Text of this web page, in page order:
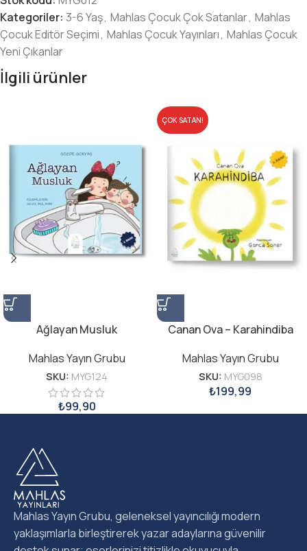
Kategoriler: 3-6 Yaş, Mahlas Çocuk Çok Satanlar, Mahlas
Çocuk Editör Seçimi, Mahlas Çocuk Yayınları, Mahlas Çocuk
Yeni Çıkanlar
İlgili ürünler
Ağlayan Musluk
Mahlas Yayın Grubu
SKU: MYG124
₺99,90
ÇOK SATAN!
Canan Ova – Karahindiba
Mahlas Yayın Grubu
SKU: MYG098
₺199,99
Mahlas Yayın Grubu, geleneksel yayıncılığı modern
yaklaşımlarla birleştirerek yazar adaylarına güvenilir